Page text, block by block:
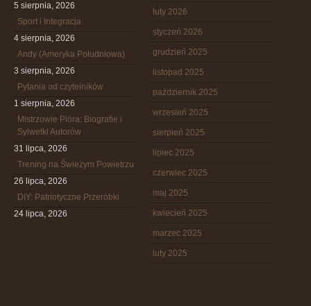
5 sierpnia, 2026
Sport i Integracja
4 sierpnia, 2026
Andy (Ameryka Południowa)
3 sierpnia, 2026
Pytania od czytelników
1 sierpnia, 2026
Mistrzowie Pióra: Biografie i
Sylwetki Autorów
31 lipca, 2026
Trening na Świeżym Powietrzu
26 lipca, 2026
DIY: Patriotyczne Przeróbki
24 lipca, 2026
luty 2026
styczeń 2026
grudzień 2025
listopad 2025
październik 2025
wrzesień 2025
sierpień 2025
lipiec 2025
czerwiec 2025
maj 2025
kwiecień 2025
marzec 2025
luty 2025